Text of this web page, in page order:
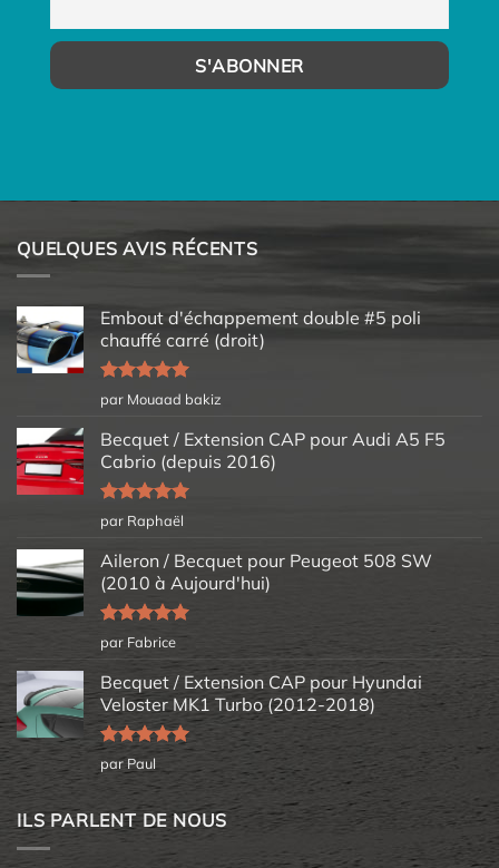
QUELQUES AVIS RÉCENTS
Embout d'échappement double #5 poli
chauffé carré (droit)
Note5sur
5
par Mouaad bakiz
Becquet / Extension CAP pour Audi A5 F5
Cabrio (depuis 2016)
Note5sur
5
par Raphaël
Aileron / Becquet pour Peugeot 508 SW
(2010 à Aujourd'hui)
Note5sur
5
par Fabrice
Becquet / Extension CAP pour Hyundai
Veloster MK1 Turbo (2012-2018)
Note5sur
5
par Paul
ILS PARLENT DE NOUS